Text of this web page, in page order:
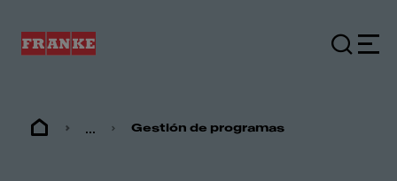
... Gestión de programas